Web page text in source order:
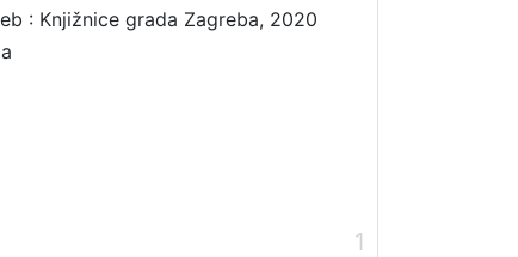
: Knjižnice grada Zagreba, 2020
1